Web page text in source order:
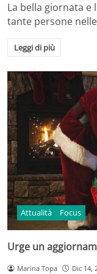
La bella giornata
tante persone
Leggi di più
Attualità Focus
Urge un
Marina Topa Dic 14,